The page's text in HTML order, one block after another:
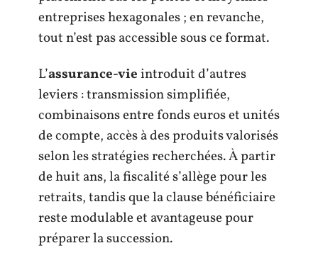
entreprises hexagonales ; en revanche,
tout n’est pas accessible sous ce format.
L’assurance-vieintroduit d’autres
leviers : transmission simplifiée,
combinaisons entre fonds euros et unités
de compte, accès à des produits valorisés
selon les stratégies recherchées. À partir
de huit ans, la fiscalité s’allège pour les
retraits, tandis que la clause bénéficiaire
reste modulable et avantageuse pour
préparer la succession.